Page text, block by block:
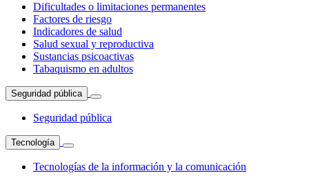
Dificultades o limitaciones permanentes
Factores de riesgo
Indicadores de salud
Salud sexual y reproductiva
Sustancias psicoactivas
Tabaquismo en adultos
Seguridad pública
Seguridad pública
Tecnología
Tecnologías de la información y la comunicación